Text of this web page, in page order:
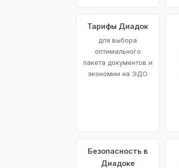
Тарифы Диадок
для выбора
оптимального
пакета документов и
экономии на ЭДО
Безопасность в
Диадоке